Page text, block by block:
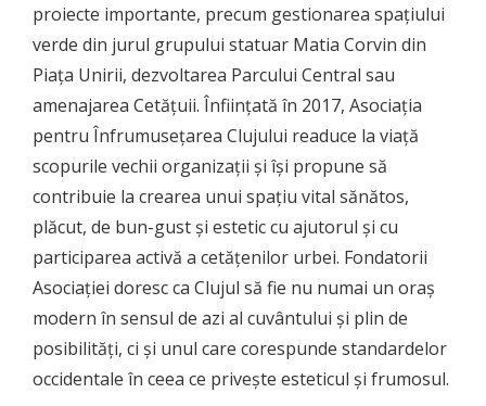
proiecte importante, precum gestionarea spațiului
verde din jurul grupului statuar Matia Corvin din
Piața Unirii, dezvoltarea Parcului Central sau
amenajarea Cetățuii. Înființată în 2017, Asociația
pentru Înfrumusețarea Clujului readuce la viață
scopurile vechii organizații și își propune să
contribuie la crearea unui spațiu vital sănătos,
plăcut, de bun-gust și estetic cu ajutorul și cu
participarea activă a cetățenilor urbei. Fondatorii
Asociației doresc ca Clujul să fie nu numai un oraș
modern în sensul de azi al cuvântului și plin de
posibilități, ci și unul care corespunde standardelor
occidentale în ceea ce privește esteticul și frumosul.